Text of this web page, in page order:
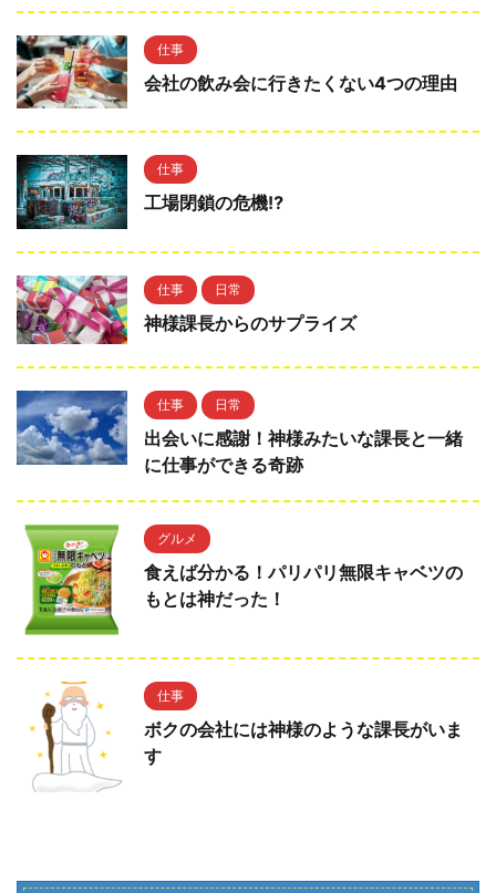
仕事
会社の飲み会に行きたくない4つの理由
仕事
工場閉鎖の危機⁉
仕事 日常
神様課長からのサプライズ
仕事 日常
出会いに感謝！神様みたいな課長と一緒
に仕事ができる奇跡
グルメ
食えば分かる！パリパリ無限キャベツの
もとは神だった！
仕事
ボクの会社には神様のような課長がいま
す